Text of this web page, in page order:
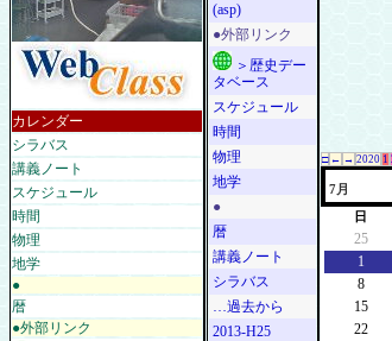
カレンダー
シラバス
講義ノート
スケジュール
時間
物理
地学
●
暦
●外部リンク
(asp)
●外部リンク
＞歴史デー
タベース
スケジュール
時間
物理
地学
●
暦
講義ノート
シラバス
…過去から
2013-H25
□ ← → 2020 1
7月
日
25
1
8
15
22